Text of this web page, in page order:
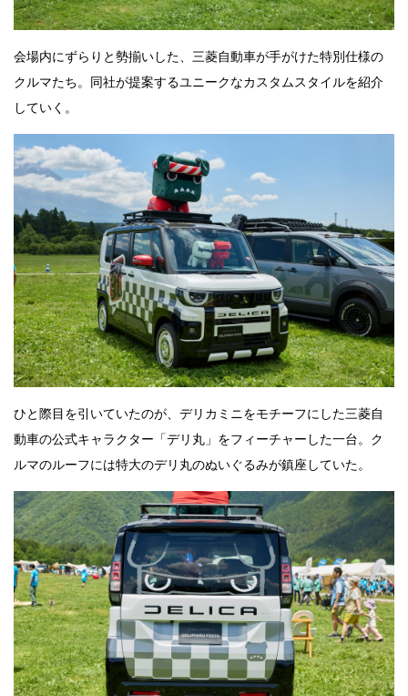
会場内にずらりと勢揃いした、三菱自動車が手がけた特別仕様の
クルマたち。同社が提案するユニークなカスタムスタイルを紹介
していく。
ひと際目を引いていたのが、デリカミニをモチーフにした三菱自
動車の公式キャラクター「デリ丸」をフィーチャーした一台。ク
ルマのルーフには特大のデリ丸のぬいぐるみが鎮座していた。